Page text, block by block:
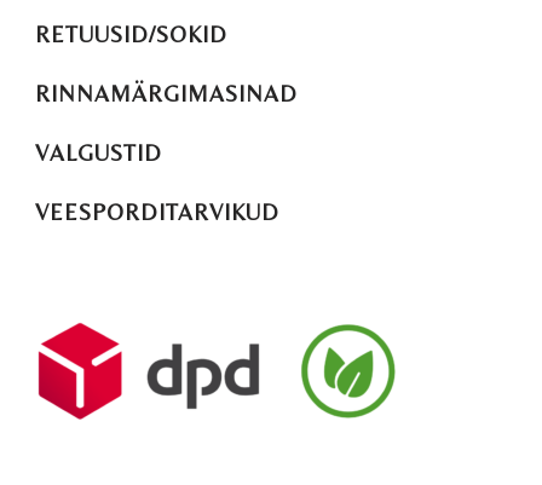
RETUUSID/SOKID
RINNAMÄRGIMASINAD
VALGUSTID
VEESPORDITARVIKUD